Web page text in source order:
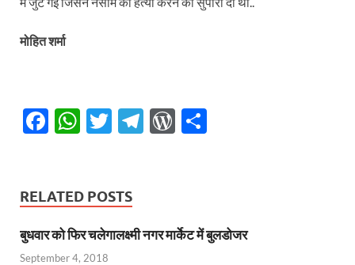
मोहित शर्मा
F
b
o
o
W
s
A
p
T
er
T
a
m
W
re
ss
RELATED POSTS
बुधवार को फिर चलेगालक्ष्मी नगर मार्केट में बुलडोजर
September 4, 2018